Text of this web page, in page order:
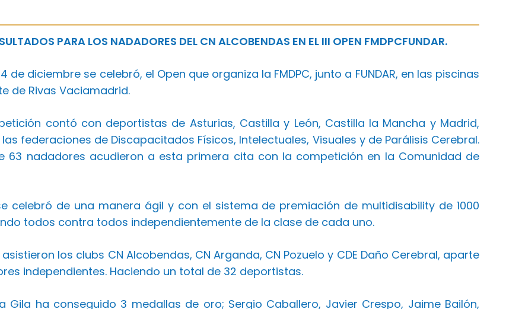
PARA LOS NADADORES DEL CN ALCOBENDAS EN EL III OPEN FMDPCFUNDAR.
de diciembre se celebró, el Open que organiza la FMDPC, junto a FUNDAR, en las piscinas
de Rivas Vaciamadrid.
contó con deportistas de Asturias, Castilla y León, Castilla la Mancha y Madrid,
federaciones de Discapacitados Físicos, Intelectuales, Visuales y de Parálisis Cerebral.
63 nadadores acudieron a esta primera cita con la competición en la Comunidad de
celebró de una manera ágil y con el sistema de premiación de multidisability de 1000
todos contra todos independientemente de la clase de cada uno.
los clubs CN Alcobendas, CN Arganda, CN Pozuelo y CDE Daño Cerebral, aparte
independientes. Haciendo un total de 32 deportistas.
Gila ha conseguido 3 medallas de oro; Sergio Caballero, Javier Crespo, Jaime Bailón,